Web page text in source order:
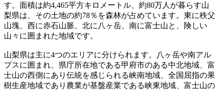
す。面積は約4,465平方キロメートル、約80万人が暮らす山
梨県は、その土地の約78％を森林が占めています。東に秩父
山塊、西に赤石山脈、北に八ヶ岳、南に富士山と、険しい
山々に囲まれた地域です。
山梨県は主に4つのエリアに分けられます。八ヶ岳や南アル
プスに囲まれ、県庁所在地である甲府市のある中北地域、富
士山の西側にあり伝統を感じられる峡南地域、全国屈指の果
樹生産地域であり農業が基盤産業である峡東地域、富士山の